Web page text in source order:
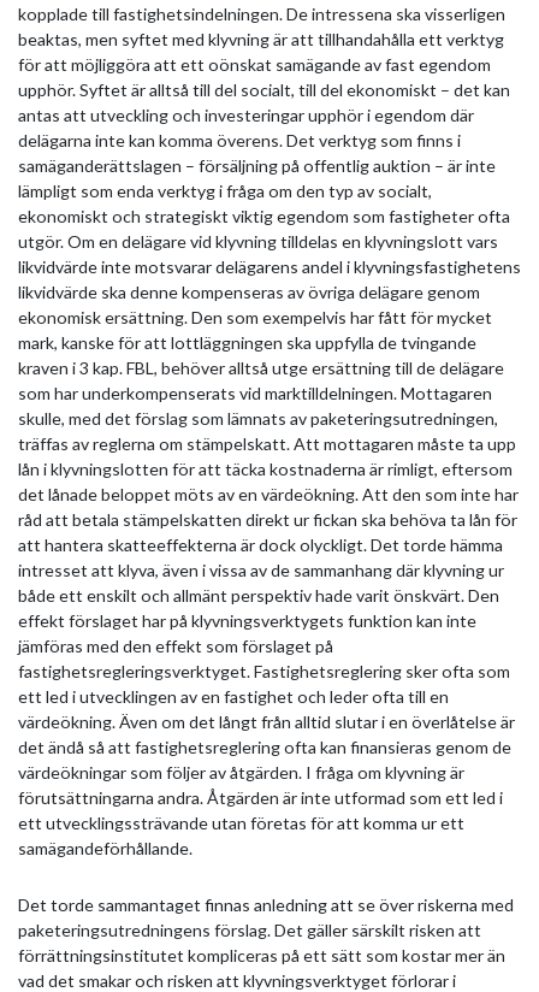
kopplade till fastighetsindelningen. De intressena ska visserligen
beaktas, men syftet med klyvning är att tillhandahålla ett verktyg
för att möjliggöra att ett oönskat samägande av fast egendom
upphör. Syftet är alltså till del socialt, till del ekonomiskt – det kan
antas att utveckling och investeringar upphör i egendom där
delägarna inte kan komma överens. Det verktyg som finns i
samäganderättslagen – försäljning på offentlig auktion – är inte
lämpligt som enda verktyg i fråga om den typ av socialt,
ekonomiskt och strategiskt viktig egendom som fastigheter ofta
utgör. Om en delägare vid klyvning tilldelas en klyvningslott vars
likvidvärde inte motsvarar delägarens andel i klyvningsfastighetens
likvidvärde ska denne kompenseras av övriga delägare genom
ekonomisk ersättning. Den som exempelvis har fått för mycket
mark, kanske för att lottläggningen ska uppfylla de tvingande
kraven i 3 kap. FBL, behöver alltså utge ersättning till de delägare
som har underkompenserats vid marktilldelningen. Mottagaren
skulle, med det förslag som lämnats av paketeringsutredningen,
träffas av reglerna om stämpelskatt. Att mottagaren måste ta upp
lån i klyvningslotten för att täcka kostnaderna är rimligt, eftersom
det lånade beloppet möts av en värdeökning. Att den som inte har
råd att betala stämpelskatten direkt ur fickan ska behöva ta lån för
att hantera skatteeffekterna är dock olyckligt. Det torde hämma
intresset att klyva, även i vissa av de sammanhang där klyvning ur
både ett enskilt och allmänt perspektiv hade varit önskvärt. Den
effekt förslaget har på klyvningsverktygets funktion kan inte
jämföras med den effekt som förslaget på
fastighetsregleringsverktyget. Fastighetsreglering sker ofta som
ett led i utvecklingen av en fastighet och leder ofta till en
värdeökning. Även om det långt från alltid slutar i en överlåtelse är
det ändå så att fastighetsreglering ofta kan finansieras genom de
värdeökningar som följer av åtgärden. I fråga om klyvning är
förutsättningarna andra. Åtgärden är inte utformad som ett led i
ett utvecklingssträvande utan företas för att komma ur ett
samägandeförhållande.
Det torde sammantaget finnas anledning att se över riskerna med
paketeringsutredningens förslag. Det gäller särskilt risken att
förrättningsinstitutet kompliceras på ett sätt som kostar mer än
vad det smakar och risken att klyvningsverktyget förlorar i